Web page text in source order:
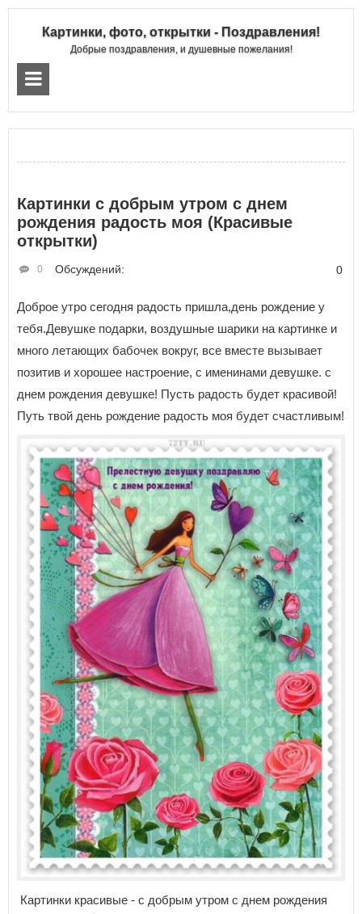
Картинки, фото, открытки - Поздравления!
Добрые поздравления, и душевные пожелания!
Картинки с добрым утром с днем
рождения радость моя (Красивые
открытки)
Обсуждений:
0 0
Доброе утро сегодня радость пришла,день рождение у
тебя.Девушке подарки, воздушные шарики на картинке и
много летающих бабочек вокруг, все вместе вызывает
позитив и хорошее настроение, с именинами девушке. с
днем рождения девушке! Пусть радость будет красивой!
Путь твой день рождение радость моя будет счастливым!
Картинки красивые - с добрым утром с днем рождения